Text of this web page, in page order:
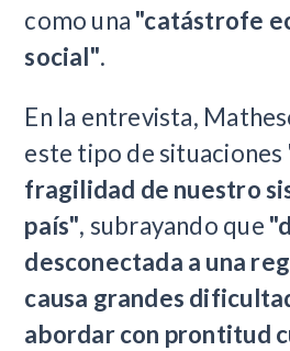
como una "catástrofe
social".
En la entrevista,
este tipo de situaciones
fragilidad de nuestro
país", subrayando que
desconectada a una
causa grandes
abordar con prontitud